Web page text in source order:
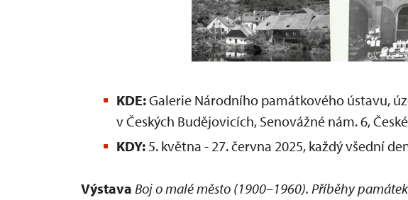
KDE:Galerie Národního památkového ústavu,
v Českých Budějovicích, Senovážné nám. 6,
KDY: 5. května - 27. června 2025, každý všední
Výstava Boj o malé město (1900–1960). Příběhy